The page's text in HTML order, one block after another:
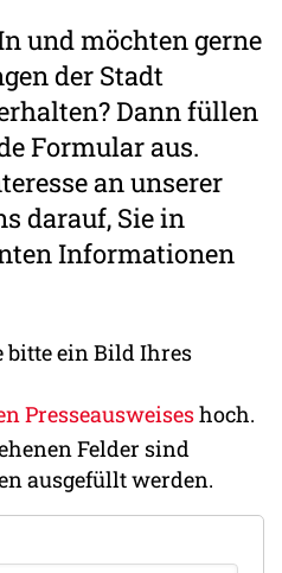
und möchten gerne
der Stadt
Dann füllen
Formular aus.
an unserer
darauf, Sie in
Informationen
bitte ein Bild Ihres
Presseausweiseshoch.
Felder sind
ausgefüllt werden.